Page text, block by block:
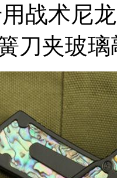
战术尼
刀夹玻